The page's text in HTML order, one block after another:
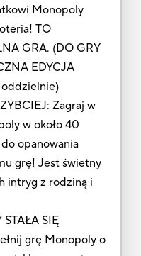
Monopoly
TO
GRA. (DO GRY
EDYCJA
oddzielnie)
Zagraj w
w około 40
opanowania
grę! Jest świetny
intryg z rodziną i
SIĘ
grę Monopoly o